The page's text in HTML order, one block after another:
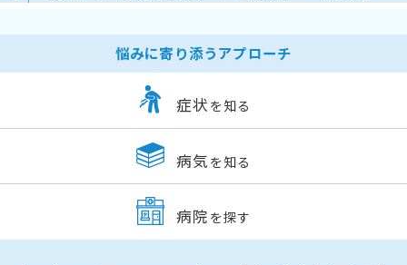
悩みに寄り添うアプローチ
症状 を知る
病気 を知る
病院 を探す